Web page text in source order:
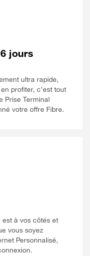
jours
ultra rapide,
profiter, c’est tout
Prise Terminal
votre offre Fibre.
est à vos côtés et
vous soyez
Personnalisé,